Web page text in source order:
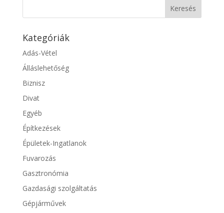
Kategóriák
Adás-Vétel
Álláslehetőség
Biznisz
Divat
Egyéb
Építkezések
Épületek-Ingatlanok
Fuvarozás
Gasztronómia
Gazdasági szolgáltatás
Gépjárművek